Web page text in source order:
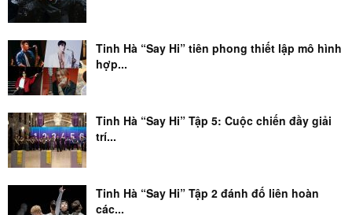
Tinh Hà “Say Hi” tiên phong thiết lập mô hình
hợp...
Tinh Hà “Say Hi” Tập 5: Cuộc chiến đầy giải
trí...
Tinh Hà “Say Hi” Tập 2 đánh đố liên hoàn
các...